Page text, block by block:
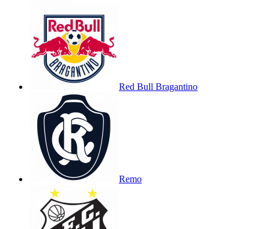
Red Bull Bragantino
Remo